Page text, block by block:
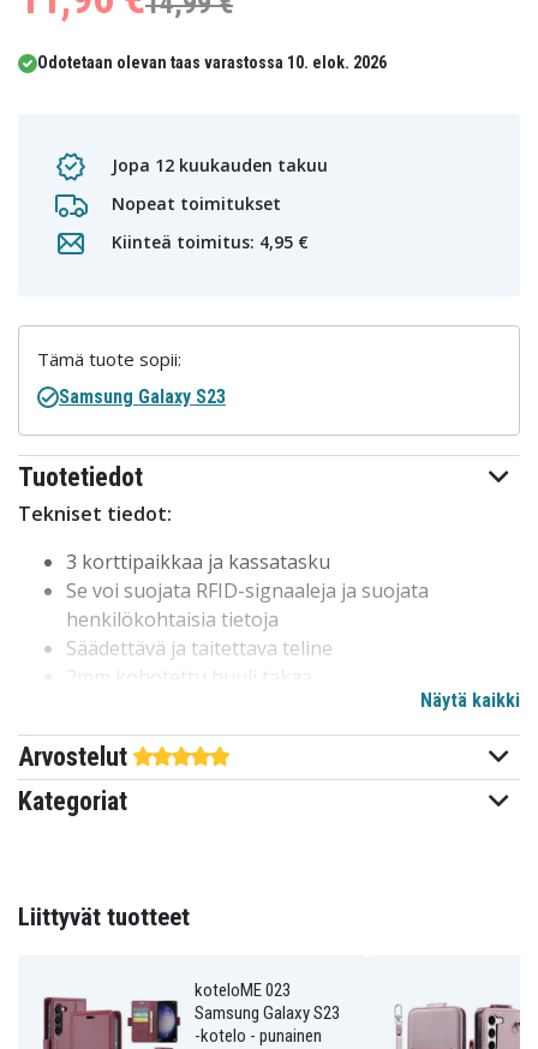
Odotetaan olevan taas varastossa 10. elok. 2026
Jopa 12 kuukauden takuu
Nopeat toimitukset
Kiinteä toimitus: 4,95 €
Tuotetiedot
Tekniset tiedot:
3 korttipaikkaa ja kassatasku
Se voi suojata RFID-signaaleja ja suojata
henkilökohtaisia tietoja
Säädettävä ja taitettava teline
2mm kohotettu huuli takaa
Suojaa päivittäiseltä kulumiselta, naarmuilta,
tahroilta ja naarmuilta
Yhteensopiva: Samsung Galaxy S23
Materiaali: PU-nahka, TPU
Väri musta
Tuotenro
Ominaisuus Korttipaikat
Näytä kaikki
Arvostelut
Kategoriat
Tämä tuote sopii:
Samsung Galaxy S23
Liittyvät tuotteet
koteloME 023
Samsung Galaxy S23
-kotelo - punainen